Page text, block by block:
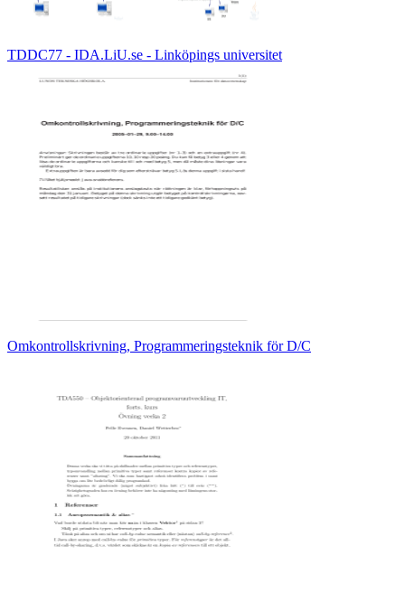
TDDC77 - IDA.LiU.se - Linköpings universitet
Omkontrollskrivning, Programmeringsteknik för D/C